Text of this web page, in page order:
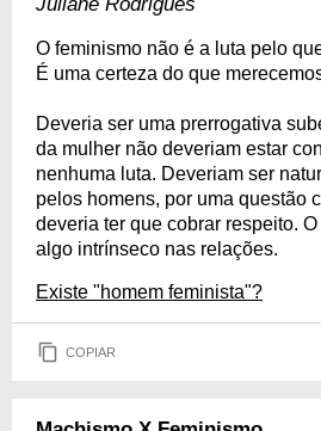
O feminismo não é a luta pelo
É uma certeza do que
Deveria ser uma prerrogativa
da mulher não deveriam estar
nenhuma luta. Deveriam ser
pelos homens, por uma questão
deveria ter que cobrar respeito.
algo intrínseco nas relações.
Existe "homem feminista"?
COPIAR